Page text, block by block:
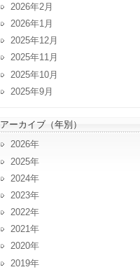
2026年2月
2026年1月
2025年12月
2025年11月
2025年10月
2025年9月
アーカイブ（年別）
2026
2025
2024
2023
2022
2021
2020
2019